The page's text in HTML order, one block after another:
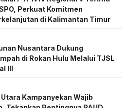
Perkuat Komitmen
di Kalimantan Timur
Nusantara Dukung
di Rokan Hulu Melalui TJSL
III
Utara Kampanyekan Wajib